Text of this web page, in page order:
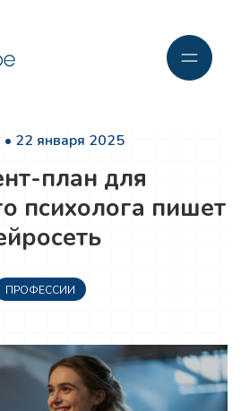
22 января 2025
план для
психолога пишет
ПРОФЕССИИ